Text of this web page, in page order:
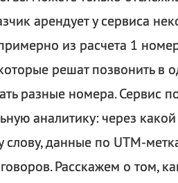
арендует у сервиса
из расчета 1
решат позвонить в
разные номера. Сервис
аналитику: через
слову, данные по UTM-
Расскажем о том,